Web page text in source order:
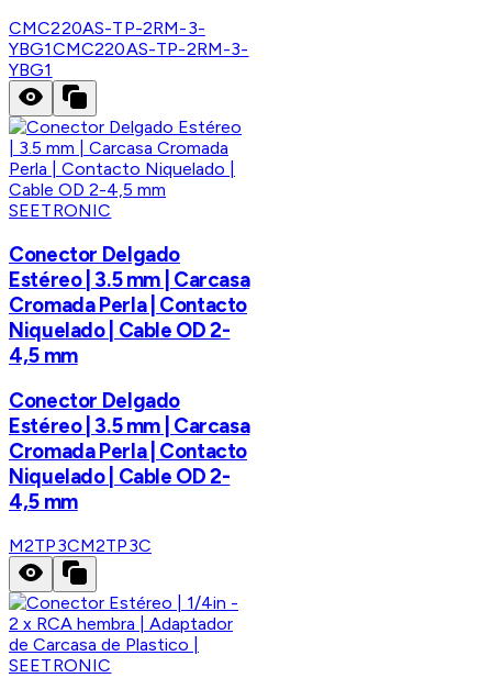
CMC220AS-TP-2RM-3-
YBG1CMC220AS-TP-2RM-3-
YBG1
SEETRONIC
Conector Delgado
Estéreo | 3.5 mm | Carcasa
Cromada Perla | Contacto
Niquelado | Cable OD 2-
4,5 mm
Conector Delgado
Estéreo | 3.5 mm | Carcasa
Cromada Perla | Contacto
Niquelado | Cable OD 2-
4,5 mm
M2TP3CM2TP3C
SEETRONIC